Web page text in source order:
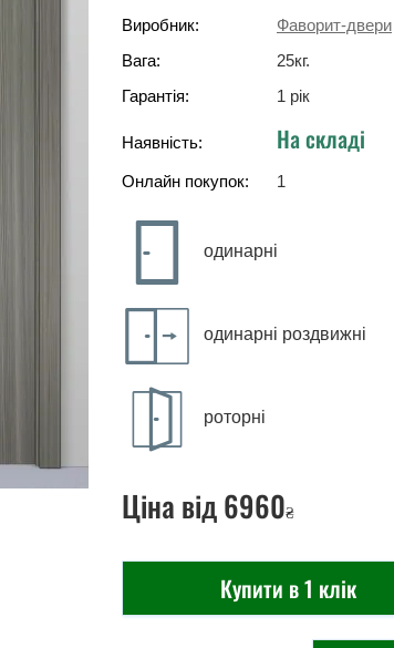
Виробник:
Фаворит-двери
Вага:
25кг.
Гарантія:
1 рік
Наявність: На складі
Онлайн покупок: 1
одинарні
одинарні роздвижні
роторні
Ціна від 6960₴
Купити в 1 клік